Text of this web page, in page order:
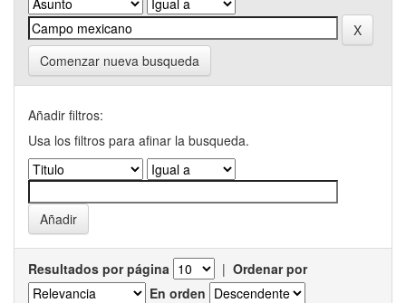
Comenzar nueva busqueda
Añadir filtros:
Usa los filtros para afinar la busqueda.
Resultados por página | Ordenar por
En orden